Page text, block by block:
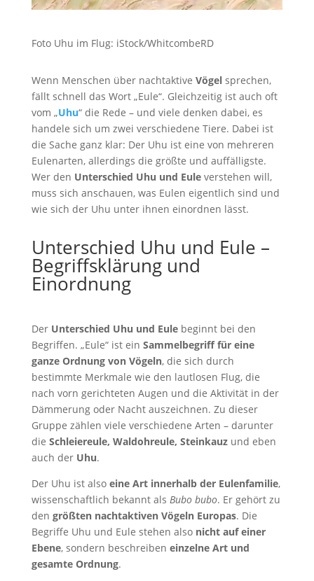
Foto Uhu im Flug: iStock/WhitcombeRD
Wenn Menschen über nachtaktive Vögelsprechen,
fällt schnell das Wort „Eule“. Gleichzeitig ist auch oft
vom „Uhu“ die Rede – und viele denken dabei, es
handele sich um zwei verschiedene Tiere. Dabei ist
die Sache ganz klar: Der Uhu ist eine von mehreren
Eulenarten, allerdings die größte und auffälligste.
Wer den Unterschied Uhu und Euleverstehen will,
muss sich anschauen, was Eulen eigentlich sind und
wie sich der Uhu unter ihnen einordnen lässt.
Unterschied Uhu und Eule –
Begriffsklärung und
Einordnung
Der Unterschied Uhu und Eulebeginnt bei den
Begriffen. „Eule“ ist ein Sammelbegriff für eine
ganze Ordnung von Vögeln, die sich durch
bestimmte Merkmale wie den lautlosen Flug, die
nach vorn gerichteten Augen und die Aktivität in der
Dämmerung oder Nacht auszeichnen. Zu dieser
Gruppe zählen viele verschiedene Arten – darunter
die Schleiereule, Waldohreule, Steinkauzund eben
auch der Uhu.
Der Uhu ist also eine Art innerhalb der Eulenfamilie,
wissenschaftlich bekannt als Bubo bubo. Er gehört zu
den größten nachtaktiven Vögeln Europas. Die
Begriffe Uhu und Eule stehen also nicht auf einer
Ebene, sondern beschreiben einzelne Art und
gesamte Ordnung.